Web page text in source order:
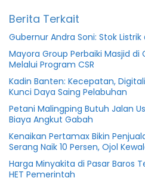
Berita Terkait
Gubernur Andra Soni: Stok
Mayora Group Perbaiki Masjid di
Melalui Program CSR
Kadin Banten: Kecepatan,
Kunci Daya Saing Pelabuhan
Petani Malingping Butuh Jalan
Biaya Angkut Gabah
Kenaikan Pertamax Bikin
Serang Naik 10 Persen, Ojol
Harga Minyakita di Pasar Baros
HET Pemerintah